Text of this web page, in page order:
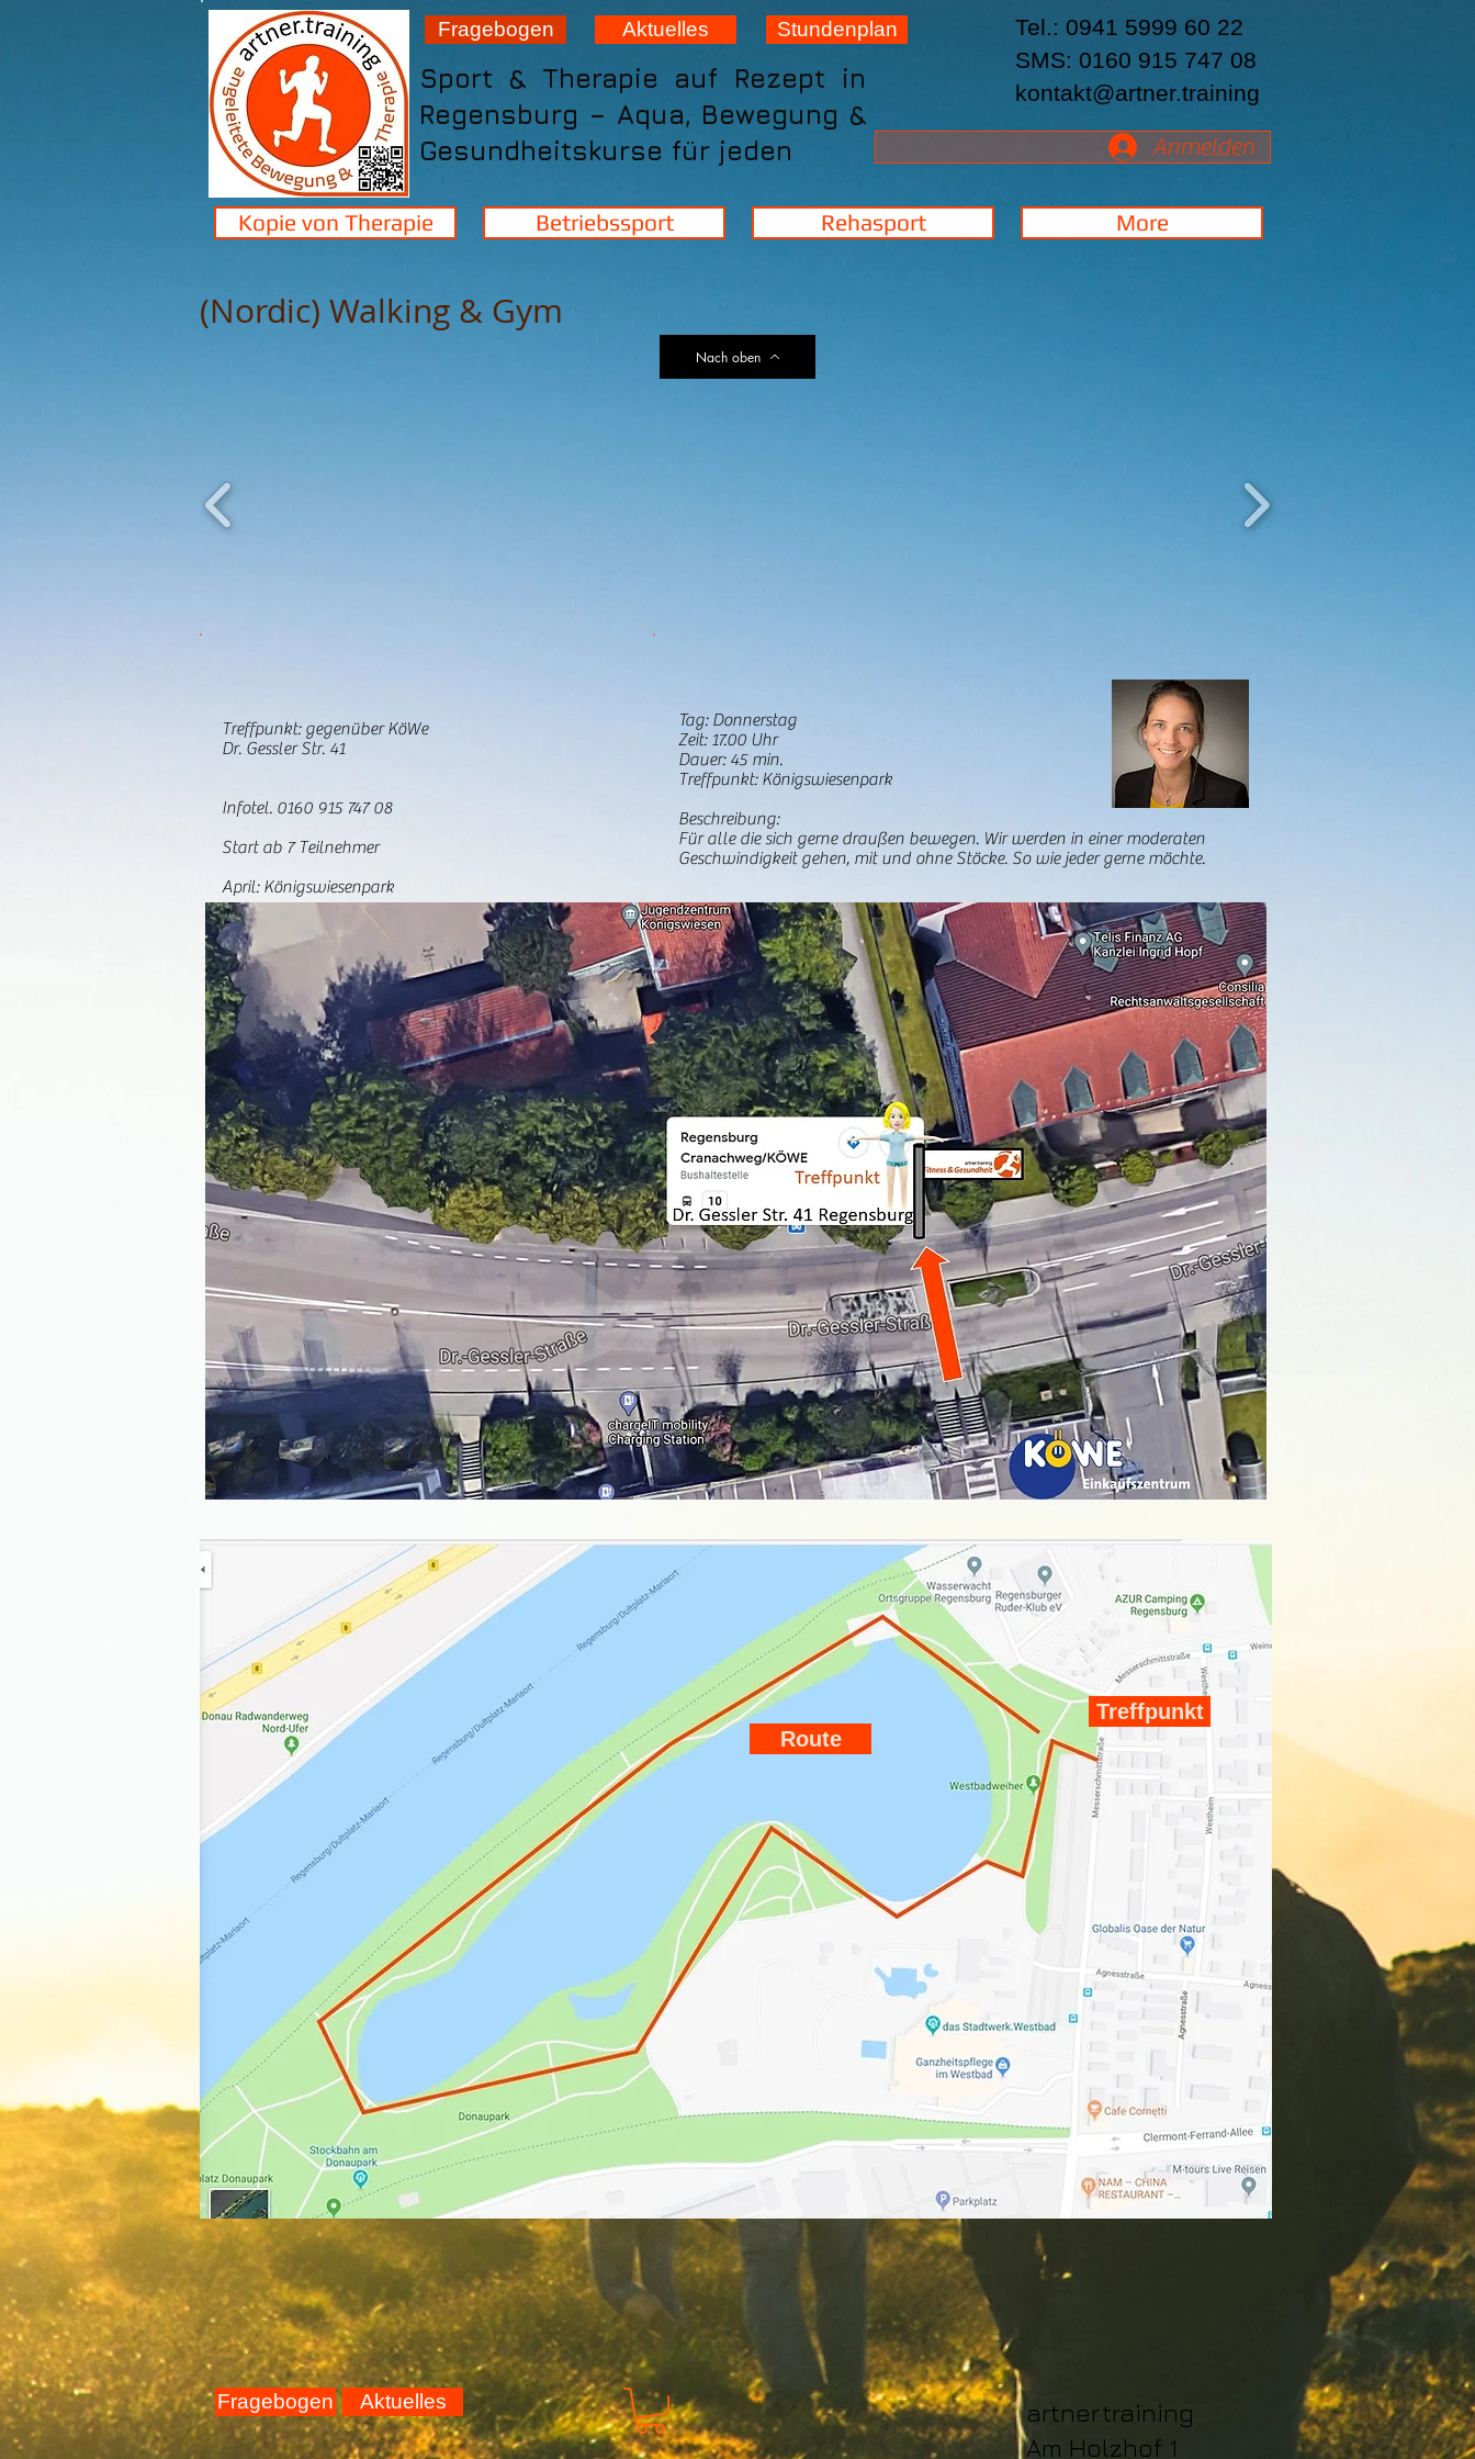
Fragebogen Aktuelles Stundenplan
Tel.: 0941 5999 60 22
SMS: 0160 915 747 08
kontakt@artner.training
Anmelden
Sport & Therapie auf Rezept in
Regensburg – Aqua, Bewegung &
Gesundheitskurse für jeden
Kopie von Therapie Betriebssport Rehasport More
(Nordic) Walking & Gym
Nach oben
Treffpunkt: gegenüber KöWe
Dr. Gessler Str. 41
Infotel. 0160 915 747 08
Start ab 7 Teilnehmer
April: Königswiesenpark
Tag: Donnerstag
Zeit: 17.00 Uhr
Dauer: 45 min.
Treffpunkt: Königswiesenpark
Beschreibung:
Für alle die sich gerne draußen bewegen. Wir werden in einer moderaten
Geschwindigkeit gehen, mit und ohne Stöcke. So wie jeder gerne möchte.
Treffpunkt
Route
Fragebogen Aktuelles
artner.training
Am Holzhof 1